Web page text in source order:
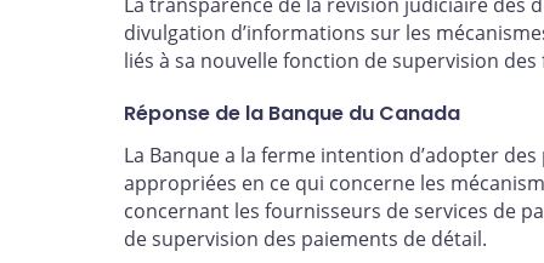
divulgation d’informations sur les
liés à sa nouvelle fonction de supervision
Réponse de la Banque du Canada
La Banque a la ferme intention d’adopter
appropriées en ce qui concerne les
concernant les fournisseurs de services de
de supervision des paiements de détail.